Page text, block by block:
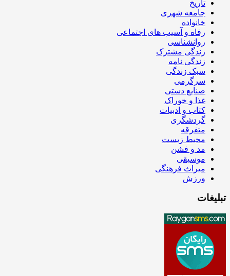
تاریخ
جامعه شهری
خانواده
رفاه و آسیب های اجتماعی
روانشناسی
زندگی مشترک
زندگی نامه
سبک زندگی
سرگرمی
صنایع دستی
غذا و خوراک
کتاب و ادبیات
گردشگری
متفرقه
محیط زیست
مد و فشن
موسیقی
میراث فرهنگی
ورزش
تبلیغات